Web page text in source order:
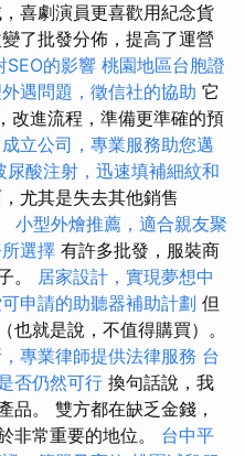
喜劇演員更喜歡用紀念貨
了批發分佈，提高了運營
SEO的影響 桃園地區台胞證
遇問題，徵信社的協助 它
改進流程，準備更準確的預
成立公司，專業服務助您邁
尿酸注射，迅速填補細紋和
尤其是失去其他銷售
小型外燴推薦，適合親友聚
選擇 有許多批發，服裝商
。 居家設計，實現夢想中
申請的助聽器補助計劃 但
就是說，不值得購買）。
專業律師提供法律服務 台
否仍然可行 換句話說，我
品。 雙方都在缺乏金錢，
非常重要的地位。 台中平